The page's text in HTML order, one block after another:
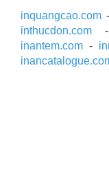
inquangcao.com -
inthucdon.com
inantem.com -